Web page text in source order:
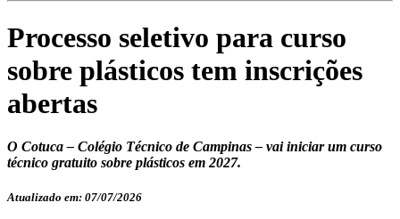
Processo seletivo para curso
sobre plásticos tem inscrições
abertas
O Cotuca – Colégio Técnico de Campinas – vai iniciar um curso
técnico gratuito sobre plásticos em 2027.
Atualizado em: 07/07/2026